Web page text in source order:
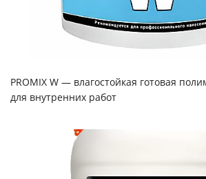
PROMIX W — влагостойкая готовая
для внутренних работ